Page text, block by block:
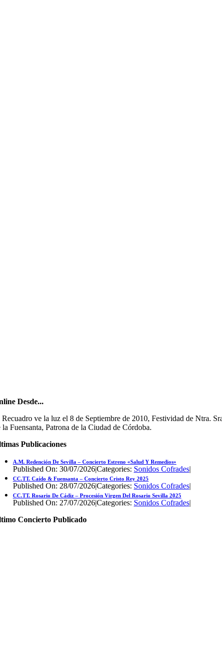
Desde...
ve la luz el 8 de Septiembre de 2010, Festividad de Ntra.
la Fuensanta, Patrona de la Ciudad de Córdoba.
Publicaciones
A.M. Redención De Sevilla – Concierto Estreno «Salud Y Remedios»
Published On: 30/07/2026|Categories: Sonidos Cofrades|
CC.TT. Caído & Fuensanta – Concierto Cristo Rey 2025
Published On: 28/07/2026|Categories: Sonidos Cofrades|
CC.TT. Rosario De Cádiz – Procesión Virgen Del Rosario Sevilla 2025
Published On: 27/07/2026|Categories: Sonidos Cofrades|
Concierto Publicado